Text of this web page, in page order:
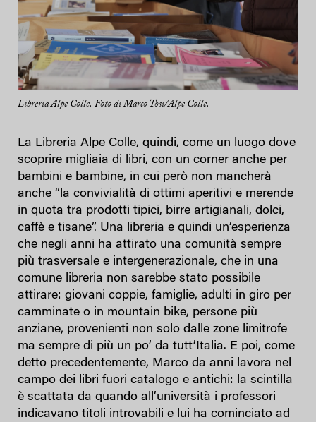
Libreria Alpe Colle. Foto di Marco Tosi/Alpe Colle.
La Libreria Alpe Colle, quindi, come un luogo dove
scoprire migliaia di libri, con un corner anche per
bambini e bambine, in cui però non mancherà
anche “la convivialità di ottimi aperitivi e merende
in quota tra prodotti tipici, birre artigianali, dolci,
caffè e tisane”. Una libreria e quindi un’esperienza
che negli anni ha attirato una comunità sempre
più trasversale e intergenerazionale, che in una
comune libreria non sarebbe stato possibile
attirare: giovani coppie, famiglie, adulti in giro per
camminate o in mountain bike, persone più
anziane, provenienti non solo dalle zone limitrofe
ma sempre di più un po’ da tutt’Italia. E poi, come
detto precedentemente, Marco da anni lavora nel
campo dei libri fuori catalogo e antichi: la scintilla
è scattata da quando all’università i professori
indicavano titoli introvabili e lui ha cominciato ad